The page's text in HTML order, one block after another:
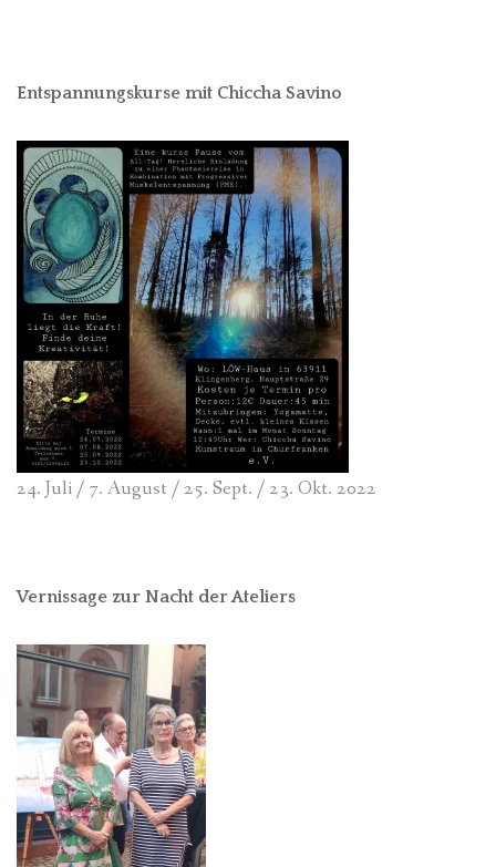
Entspannungskurse mit Chiccha Savino
24. Juli / 7. August / 25. Sept. / 23. Okt. 2022
Vernissage zur Nacht der Ateliers